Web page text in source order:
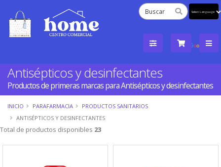
by
Antisépticos y desinfectantes
Productos de primeras marcas para Antisépticos y desinfectantes
INICIO PARAFARMACIA
PRODUCTOS SANITARIOS
ANTISÉPTICOS Y DESINFECTANTES
Total de productos disponibles 23